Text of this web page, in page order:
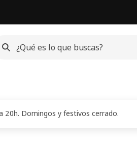
20h. Domingos y festivos cerrado.